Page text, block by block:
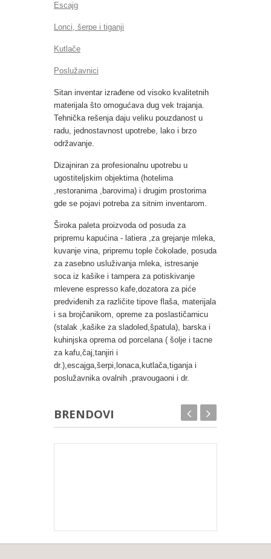
Escajg
Lonci, šerpe i tiganji
Kutlače
Poslužavnici
Sitan inventar izrađene od visoko kvalitetnih
materijala što omogućava dug vek trajanja.
Tehnička rešenja daju veliku pouzdanost u
radu, jednostavnost upotrebe, lako i brzo
održavanje.
Dizajniran za profesionalnu upotrebu u
ugostiteljskim objektima (hotelima
,restoranima ,barovima) i drugim prostorima
gde se pojavi potreba za sitnim inventarom.
Široka paleta proizvoda od posuda za
pripremu kapućina - latiera ,za grejanje mleka,
kuvanje vina, pripremu tople čokolade, posuda
za zasebno usluživanja mleka, istresanje
soca iz kašike i tampera za potiskivanje
mlevene espresso kafe,dozatora za piće
predviđenih za različite tipove flaša, materijala
i sa brojčanikom, opreme za poslastičarnicu
(stalak ,kašike za sladoled,špatula), barska i
kuhinjska oprema od porcelana ( šolje i tacne
za kafu,čaj,tanjiri i
dr.),escajga,šerpi,lonaca,kutlača,tiganja i
poslužavnika ovalnih ,pravougaoni i dr.
BRENDOVI